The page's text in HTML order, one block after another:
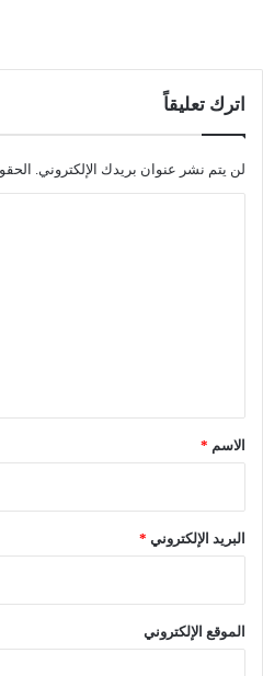
اترك تعليقاً
لن يتم نشر عنوان بريدك الإلكتروني.
*الاسم *
البريد الإلكتروني *
الموقع الإلكتروني